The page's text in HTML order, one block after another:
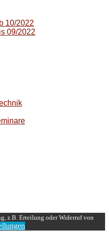
10/2022
09/2022
z.B. Erteilung oder Widerruf von